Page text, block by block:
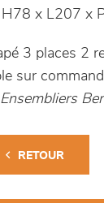
H78 x L207 x
3 places 2
sur
RETOUR